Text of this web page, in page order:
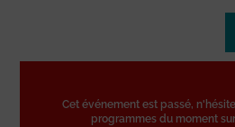
Cet événement est passé,
programmes du moment